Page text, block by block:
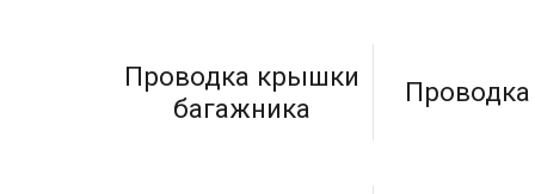
Проводка крышки
багажника